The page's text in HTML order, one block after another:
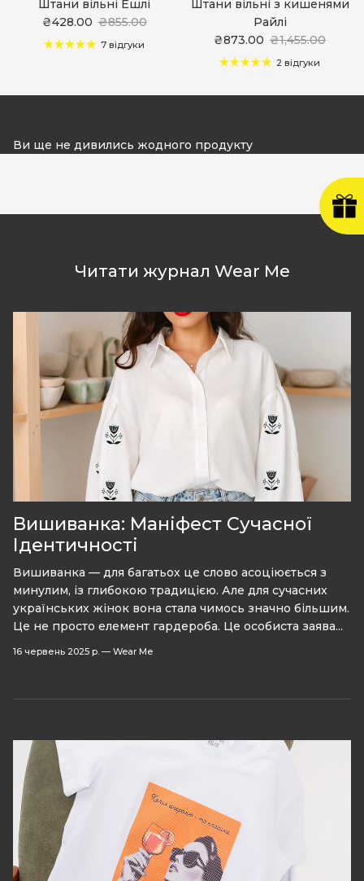
Штани вільні Ешлі
₴428.00 ₴855.00
7 відгуки
Штани вільні з кишенями
Райлі
₴873.00 ₴1,455.00
2 відгуки
Ви ще не дивились жодного продукту
Читати журнал Wear Me
Вишиванка: Маніфест Сучасної
Ідентичності
Вишиванка — для багатьох це слово асоціюється з
минулим, із глибокою традицією. Але для сучасних
українських жінок вона стала чимось значно більшим.
Це не просто елемент гардероба. Це особиста заява...
16 червень 2025 р. — Wear Me